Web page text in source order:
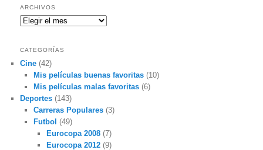
ARCHIVOS
Archivos
CATEGORÍAS
Cine (42)
Mis películas buenas favoritas(10)
Mis películas malas favoritas(6)
Deportes (143)
Carreras Populares(3)
Futbol (49)
Eurocopa 2008 (7)
Eurocopa 2012 (9)